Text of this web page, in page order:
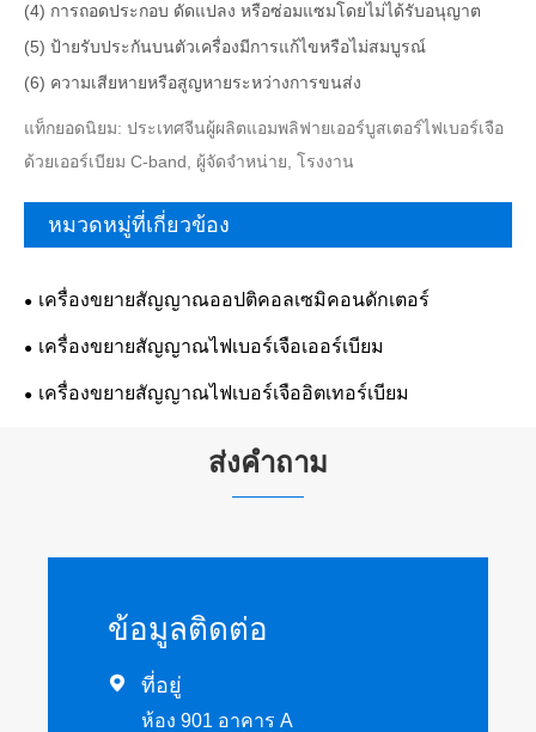
(4) การถอดประกอบ ดัดแปลง หรือซ่อมแซมโดยไม่ได้รับอนุญาต
(5) ป้ายรับประกันบนตัวเครื่องมีการแก้ไขหรือไม่สมบูรณ์
(6) ความเสียหายหรือสูญหายระหว่างการขนส่ง
แท็กยอดนิยม: ประเทศจีนผู้ผลิตแอมพลิฟายเออร์บูสเตอร์ไฟเบอร์เจือ
ด้วยเออร์เบียม C-band, ผู้จัดจำหน่าย, โรงงาน
หมวดหมู่ที่เกี่ยวข้อง
เครื่องขยายสัญญาณออปติคอลเซมิคอนดักเตอร์
เครื่องขยายสัญญาณไฟเบอร์เจือเออร์เบียม
เครื่องขยายสัญญาณไฟเบอร์เจืออิตเทอร์เบียม
ส่งคำถาม
ข้อมูลติดต่อ
 ที่อยู่
ห้อง 901 อาคาร A